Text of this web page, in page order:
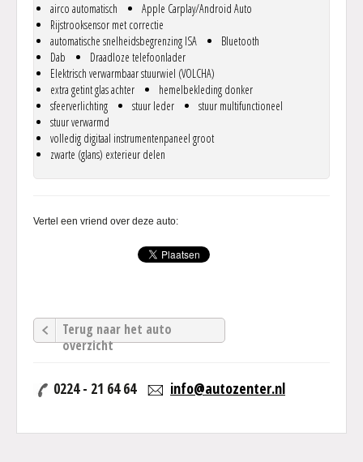
airco automatisch
Apple Carplay/Android Auto
Rijstrooksensor met correctie
automatische snelheidsbegrenzing ISA
Bluetooth
Dab
Draadloze telefoonlader
Elektrisch verwarmbaar stuurwiel (VOLCHA)
extra getint glas achter
hemelbekleding donker
sfeerverlichting
stuur leder
stuur multifunctioneel
stuur verwarmd
volledig digitaal instrumentenpaneel groot
zwarte (glans) exterieur delen
Vertel een vriend over deze auto:
Terug naar het auto
overzicht
0224 - 21 64 64 info@autozenter.nl